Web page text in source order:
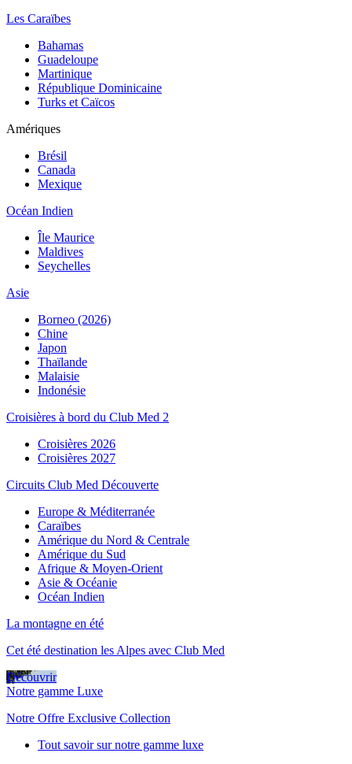
Les Caraïbes
Bahamas
Guadeloupe
Martinique
République Dominicaine
Turks et Caïcos
Amériques
Brésil
Canada
Mexique
Océan Indien
Île Maurice
Maldives
Seychelles
Asie
Borneo (2026)
Chine
Japon
Thaïlande
Malaisie
Indonésie
Croisières à bord du Club Med 2
Croisières 2026
Croisières 2027
Circuits Club Med Découverte
Europe & Méditerranée
Caraïbes
Amérique du Nord & Centrale
Amérique du Sud
Afrique & Moyen-Orient
Asie & Océanie
Océan Indien
La montagne en été
Cet été destination les Alpes avec Club Med
Découvrir
Notre gamme Luxe
Notre Offre Exclusive Collection
Tout savoir sur notre gamme luxe